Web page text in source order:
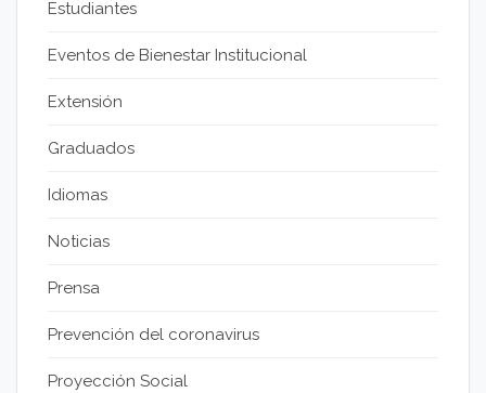
Estudiantes
Eventos de Bienestar Institucional
Extensión
Graduados
Idiomas
Noticias
Prensa
Prevención del coronavirus
Proyección Social